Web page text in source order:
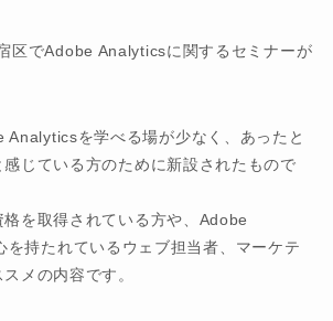
区でAdobe Analyticsに関するセミナーが
Analyticsを学べる場が少なく、あったと
感じている方のために新設されたもので
を取得されている方や、Adobe
持たれているウェブ担当者、マーケテ
メの内容です。